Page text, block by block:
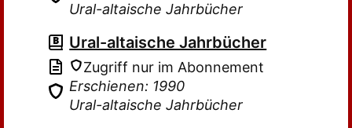
Ural-altaische Jahrbücher
Ural-altaische Jahrbücher
Zugriff nur im Abonnement
Erschienen: 1990
Ural-altaische Jahrbücher